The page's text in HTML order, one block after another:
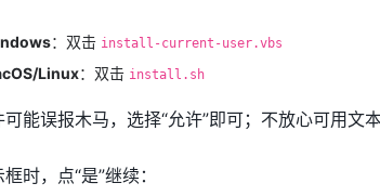
：双击 install-current-user.vbs
Linux：双击 install.sh
可能误报木马，选择“允许”即可；不放心可用文
时，点“是”继续：